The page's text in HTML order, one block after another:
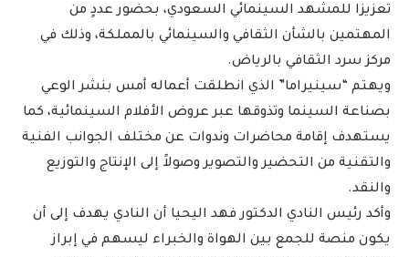
تعزيزا للمشهد السينمائي السعودي، بحضور عددٍ من
المهتمين بالشأن الثقافي والسينمائي بالمملكة، وذلك في
مركز سرد الثقافي بالرياض.
ويهتم “سينيراما” الذي انطلقت أعماله أمس بنشر الوعي
بصناعة السينما وتذوقها عبر عروض الأفلام السينمائية، كما
يستهدف إقامة محاضرات وندوات عن مختلف الجوانب الفنية
والتقنية من التحضير والتصوير وصولاً إلى الإنتاج والتوزيع
والنقد.
وأكد رئيس النادي الدكتور فهد اليحيا أن النادي يهدف إلى أن
يكون منصة للجمع بين الهواة والخبراء ليسهم في إبراز